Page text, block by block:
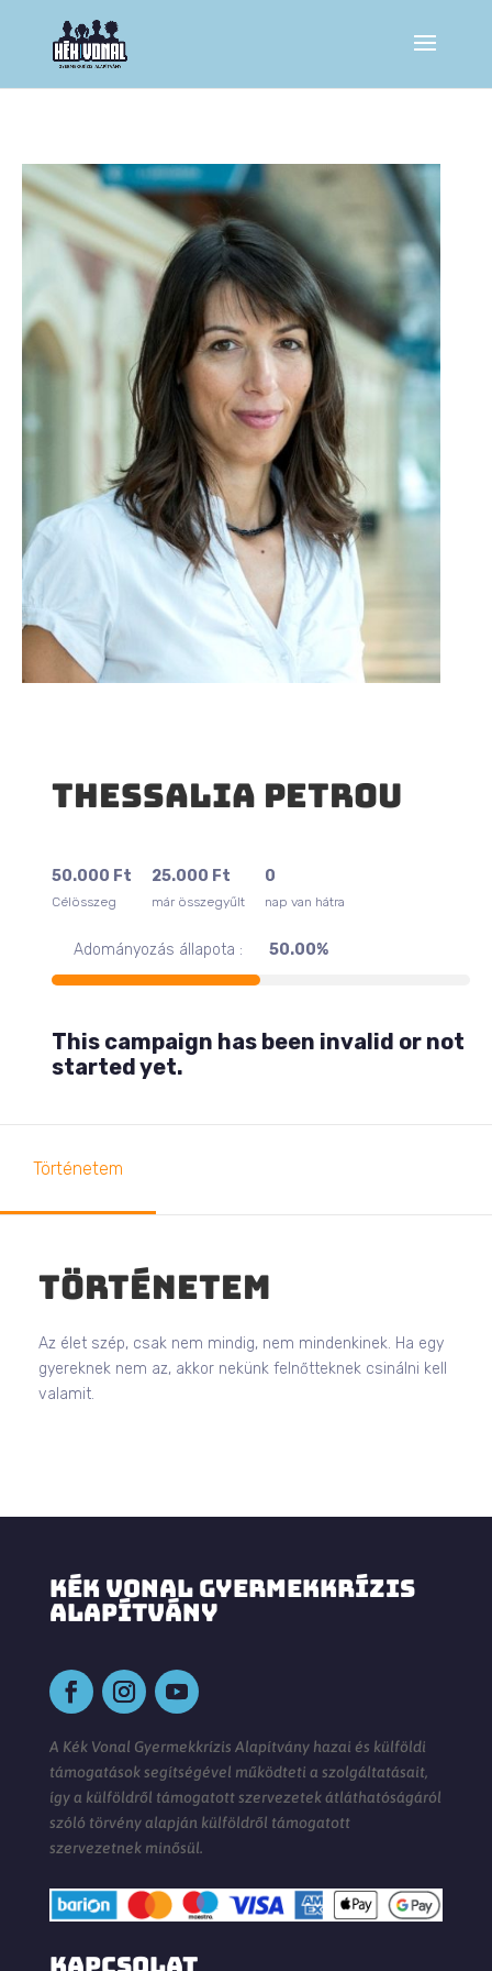
Thessalia Petrou
50.000 Ft
Célösszeg
25.000 Ft
már összegyűlt
0
nap van hátra
Adományozás állapota : 50.00%
This campaign has been invalid or not
started yet.
Történetem
Történetem
Az élet szép, csak nem mindig, nem mindenkinek. Ha egy
gyereknek nem az, akkor nekünk felnőtteknek csinálni kell
valamit.
KÉK VONAL GYERMEKKRÍZIS
ALAPÍTVÁNY
A Kék Vonal Gyermekkrízis Alapítvány hazai és külföldi
támogatások segítségével működteti a szolgáltatásait,
így a külföldről támogatott szervezetek átláthatóságáról
szóló törvény alapján külföldről támogatott
szervezetnek minősül.